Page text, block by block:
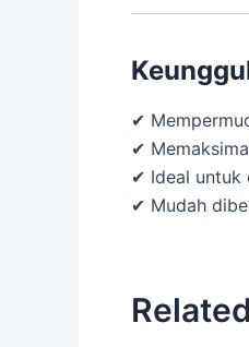
✔
✔
✔ Ideal untuk
✔ Mudah